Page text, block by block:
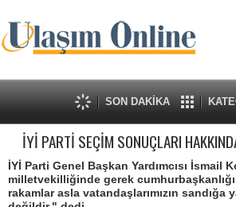
SON DAKİKA
İYİ PARTİ SEÇİM SONUÇLARI
İYİ Parti Genel Başkan Yardımcısı İsmail
milletvekilliğinde gerek
rakamlar asla vatandaşlarımızın sandığa